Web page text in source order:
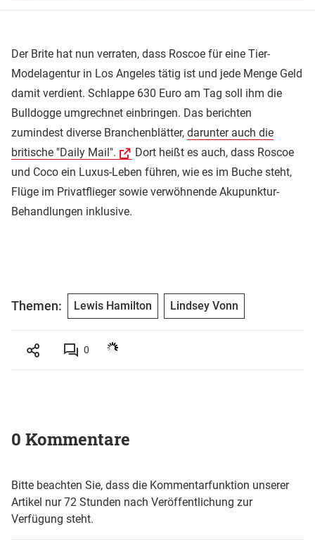
Der Brite hat nun verraten, dass Roscoe für eine Tier-
Modelagentur in Los Angeles tätig ist und jede Menge Geld
damit verdient. Schlappe 630 Euro am Tag soll ihm die
Bulldogge umgrechnet einbringen. Das berichten
zumindest diverse Branchenblätter, darunter auch die
britische "Daily Mail".
Dort heißt es auch, dass Roscoe
und Coco ein Luxus-Leben führen, wie es im Buche steht,
Flüge im Privatflieger sowie verwöhnende Akupunktur-
Behandlungen inklusive.
Themen: Lewis Hamilton Lindsey Vonn
0
0 Kommentare
Bitte beachten Sie, dass die Kommentarfunktion unserer
Artikel nur 72 Stunden nach Veröffentlichung zur
Verfügung steht.